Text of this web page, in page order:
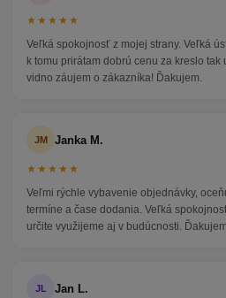
★★★★★
Veľká spokojnosť z mojej strany. Veľká
k tomu prirátam dobrú cenu za kreslo tak
vidno záujem o zákazníka! Ďakujem.
JM Janka M.
★★★★★
Veľmi rýchle vybavenie objednávky,
termíne a čase dodania. Veľká
určite využijeme aj v budúcnosti.
JL Jan L.